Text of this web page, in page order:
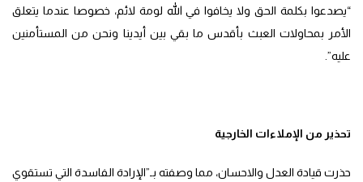
“يصدعوا بكلمة الحق ولا يخافوا في الله لومة لائم، خصوصا عندما يتعلق
الأمر بمحاولات العبث بأقدس ما بقي بين أيدينا ونحن من المستأمنين
عليه”.
تحذير من الإملاءات الخارجية
حذرت قيادة العدل والاحسان، مما وصفته بـ”الإرادة الفاسدة التي تستقوي